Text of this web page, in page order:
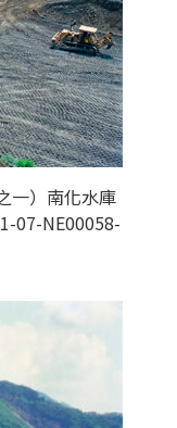
一）南化水庫
07-NE00058-